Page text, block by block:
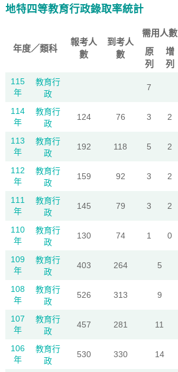
地特四等教育行政錄取率統計
年度／類科
報考人
數
到考人
數
需用人數
原
列
增
列
115
年
教育行
政
7
114
年
教育行
政
124 76 3 2
113
年
教育行
政
192 118 5 2
112
年
教育行
政
159 92 3 2
111
年
教育行
政
145 79 3 2
110
年
教育行
政
130 74 1 0
109
年
教育行
政
403 264 5
108
年
教育行
政
526 313 9
107
年
教育行
政
457 281 11
106
年
教育行
政
530 330 14